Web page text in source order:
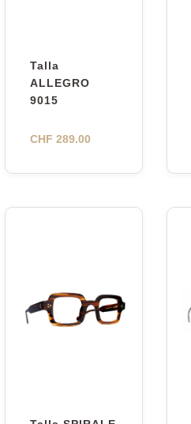
Talla
ALLEGRO
9015
CHF 289.00